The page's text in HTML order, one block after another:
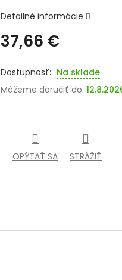
37,66 €
cena:
Na sklade
Môžeme doručiť do:
Detailné informácie
OPÝTAŤ SA STRÁŽIŤ